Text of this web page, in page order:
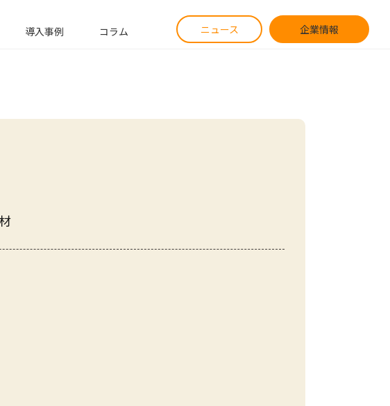
導入事例 コラム ニュース 企業情報